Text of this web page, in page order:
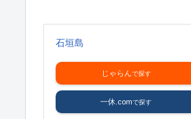
石垣島
じゃらん
一休.com